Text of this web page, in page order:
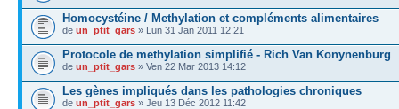
Homocystéine / Methylation et compléments alimentaires
de un_ptit_gars » Lun 31 Jan 2011 12:21
Protocole de methylation simplifié - Rich Van Konynenburg
de un_ptit_gars » Ven 22 Mar 2013 14:12
Les gènes impliqués dans les pathologies chroniques
de un_ptit_gars » Jeu 13 Déc 2012 11:42